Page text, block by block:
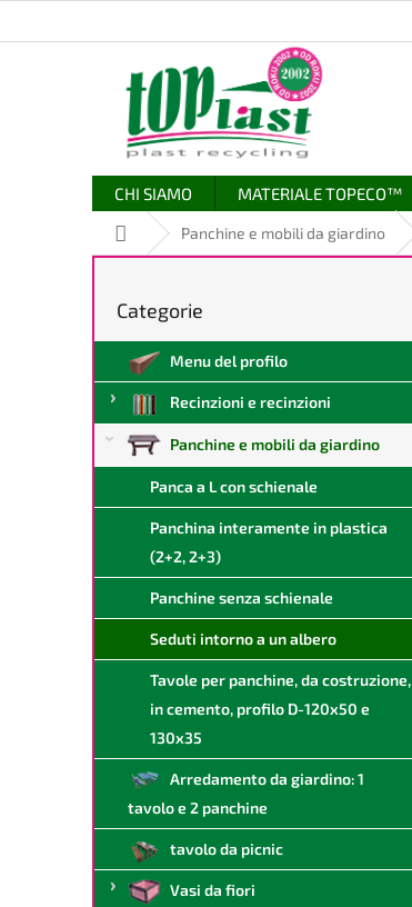
CHI SIAMO MATERIALE TOPECO™
Casa Panchine e mobili da giardino
r
l
e
a
Saltare
categorie
Categorie
Menu del profilo
Recinzioni e recinzioni
Panchine e mobili da giardino
Panca a L con schienale
Panchina interamente in plastica
(2+2, 2+3)
Panchine senza schienale
Seduti intorno a un albero
Tavole per panchine, da costruzione,
in cemento, profilo D-120x50 e
130x35
Arredamento da giardino: 1
tavolo e 2 panchine
tavolo da picnic
Vasi da fiori